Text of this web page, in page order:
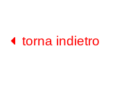
torna indietro